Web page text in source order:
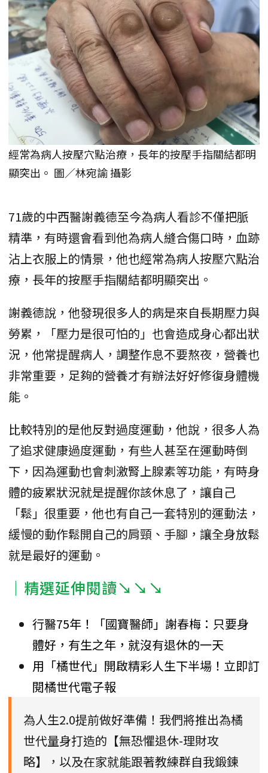
經常為病人按壓穴點治療，長年的按壓手指關結都明
顯突出。 圖／林宛諭 攝影
71歲的中西醫謝義德至今為病人看診不僅把脈
精準，有時還會看到他為病人縫合傷口時，血跡
沾上衣服上的情景，他也經常為病人按壓穴點治
療，長年的按壓手指關結都明顯突出。
謝義德說，他發現很多人的病是來自長期壓力與
勞累，「壓力是很可怕的」也會造成身心都出狀
況，他常提醒病人，調整作息不要熬夜，營養也
非常重要，足夠的營養才有辦法好好修復身體機
能。
比較特別的是他反對過度運動，他說，很多人為
了追求健康過度運動，有些人甚至在運動時倒
下，因為運動也會刺激腎上腺素等功能，有時身
體的疲累狀況就是提醒你該休息了，讓自己
「鬆」很重要，他也有自己一套特別的運動法，
緩慢的動作鬆開自己的肩頸、手腳，讓全身放鬆
就是最好的運動。
｜精選延伸閱讀↘↘↘
行醫75年！「國寶醫師」謝春梅：只要身
體好，有生之年，就沒有退休的一天
用「橘世代」開啟精彩人生下半場！立即訂
閱橘世代電子報
為人生2.0提前做好準備！我們將推出為橘
世代量身打造的【無恐懼退休-理財攻
略】，以及在家就能跟著教練群自我鍛鍊